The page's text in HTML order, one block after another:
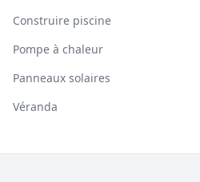
Construire piscine
Pompe à chaleur
Panneaux solaires
Véranda